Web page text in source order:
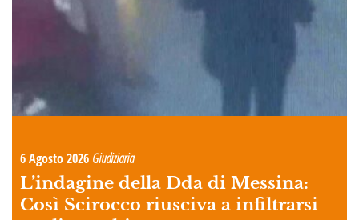
6 Agosto 2026 Giudiziaria
L’indagine della Dda di Messina:
Così Scirocco riusciva a infiltrarsi